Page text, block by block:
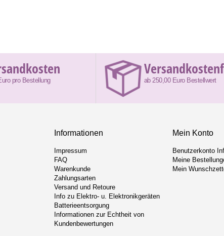
pro Bestellung ab 250,00 Euro Bestellwert
Informationen
Impressum
FAQ
Warenkunde
Zahlungsarten
Versand und Retoure
Info zu Elektro- u. Elektronikgeräten
Batterieentsorgung
Informationen zur Echtheit von
Kundenbewertungen
Mein Konto
Benutzerkonto
Meine
Mein